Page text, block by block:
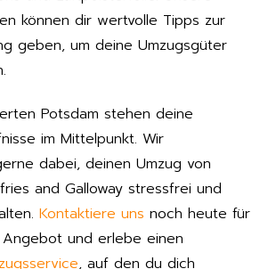
können dir wertvolle Tipps zur
geben, um deine Umzugsgüter
Potsdam stehen deine
im Mittelpunkt. Wir
dabei, deinen Umzug von
and Galloway stressfrei und
Kontaktiere uns noch heute für
und erlebe einen
, auf den du dich